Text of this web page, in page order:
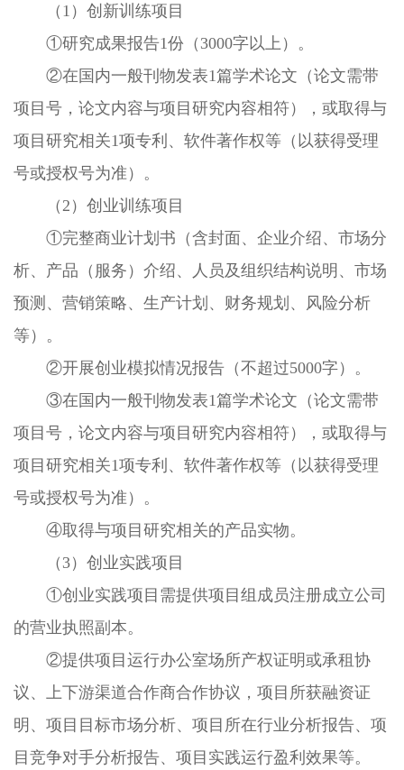
（1）创新训练项目
①研究成果报告1份（3000字以上）。
②在国内一般刊物发表1篇学术论文（论文需带
项目号，论文内容与项目研究内容相符），或取得与
项目研究相关1项专利、软件著作权等（以获得受理
号或授权号为准）。
（2）创业训练项目
①完整商业计划书（含封面、企业介绍、市场分
析、产品（服务）介绍、人员及组织结构说明、市场
预测、营销策略、生产计划、财务规划、风险分析
等）。
②开展创业模拟情况报告（不超过5000字）。
③在国内一般刊物发表1篇学术论文（论文需带
项目号，论文内容与项目研究内容相符），或取得与
项目研究相关1项专利、软件著作权等（以获得受理
号或授权号为准）。
④取得与项目研究相关的产品实物。
（3）创业实践项目
①创业实践项目需提供项目组成员注册成立公司
的营业执照副本。
②提供项目运行办公室场所产权证明或承租协
议、上下游渠道合作商合作协议，项目所获融资证
明、项目目标市场分析、项目所在行业分析报告、项
目竞争对手分析报告、项目实践运行盈利效果等。